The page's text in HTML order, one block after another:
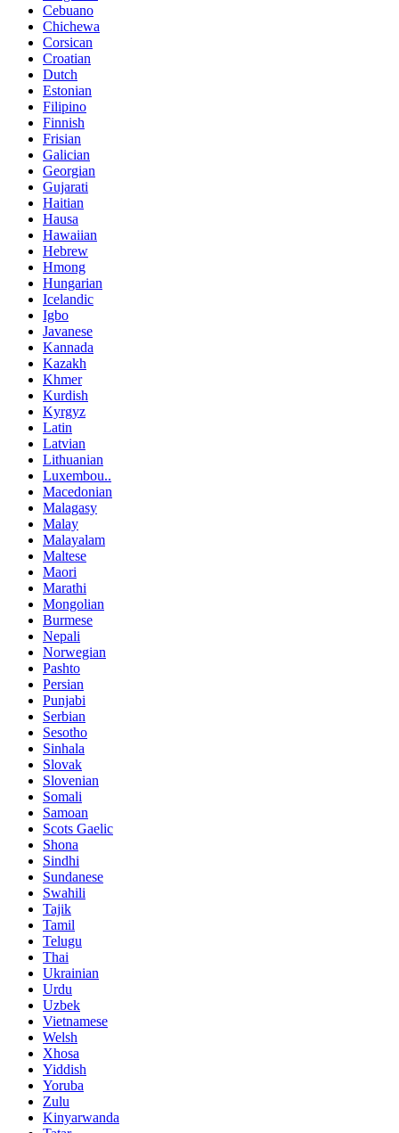
Cebuano
Chichewa
Corsican
Croatian
Dutch
Estonian
Filipino
Finnish
Frisian
Galician
Georgian
Gujarati
Haitian
Hausa
Hawaiian
Hebrew
Hmong
Hungarian
Icelandic
Igbo
Javanese
Kannada
Kazakh
Khmer
Kurdish
Kyrgyz
Latin
Latvian
Lithuanian
Luxembou..
Macedonian
Malagasy
Malay
Malayalam
Maltese
Maori
Marathi
Mongolian
Burmese
Nepali
Norwegian
Pashto
Persian
Punjabi
Serbian
Sesotho
Sinhala
Slovak
Slovenian
Somali
Samoan
Scots Gaelic
Shona
Sindhi
Sundanese
Swahili
Tajik
Tamil
Telugu
Thai
Ukrainian
Urdu
Uzbek
Vietnamese
Welsh
Xhosa
Yiddish
Yoruba
Zulu
Kinyarwanda